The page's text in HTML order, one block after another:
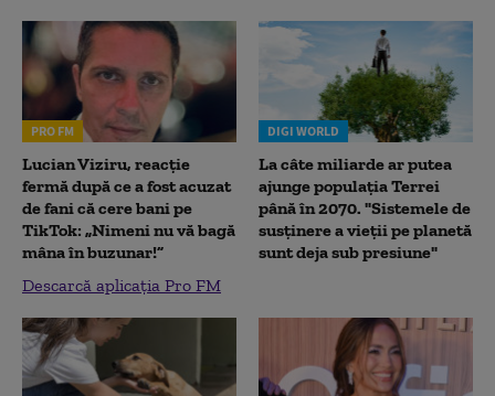
PRO FM
Lucian Viziru, reacție
fermă după ce a fost acuzat
de fani că cere bani pe
TikTok: „Nimeni nu vă bagă
mâna în buzunar!”
Descarcă aplicația Pro FM
DIGI WORLD
La câte miliarde ar putea
ajunge populația Terrei
până în 2070. "Sistemele de
susținere a vieții pe planetă
sunt deja sub presiune"